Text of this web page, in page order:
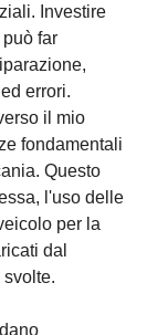
Investire
far
errori.
il mio
fondamentali
Questo
l'uso delle
per la
dal